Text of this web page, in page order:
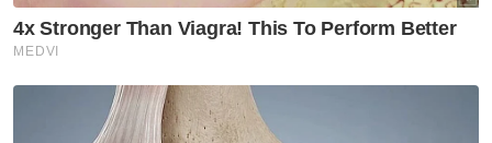
'Air memang dah ada, tapi tak
cukup lagi'
Perak
Dari tukang urut ke Ikon Asnaf